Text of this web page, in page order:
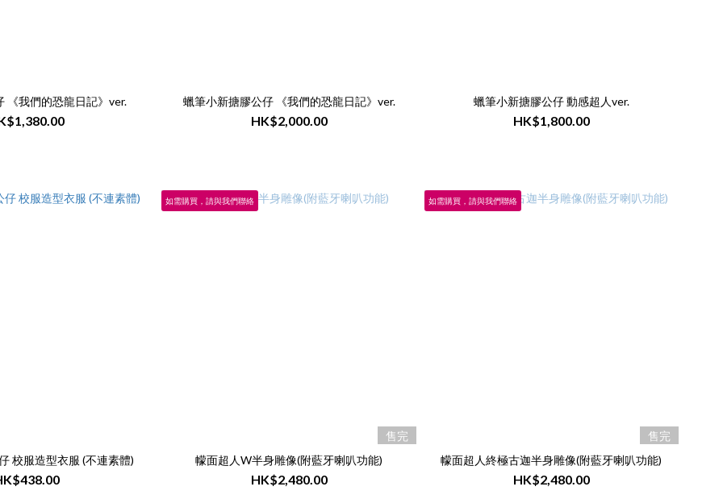
小白可動毛公仔 《我們的恐龍日記》ver. 蠟筆小新搪膠公仔 《我們的恐龍日記》ver.
HK$2,000.00
蠟筆小新搪膠公仔 動感超人ver.
HK$1,800.00
蠟筆小新搪膠公仔 校服造型衣服 (不連素體)
如需購買，請與我們聯絡
售完
幪面超人W半身雕像(附藍牙喇叭功能)
HK$2,480.00
如需購買，請與我們聯絡
售完
幪面超人終極古迦半身雕像(附藍牙喇叭功能)
HK$2,480.00